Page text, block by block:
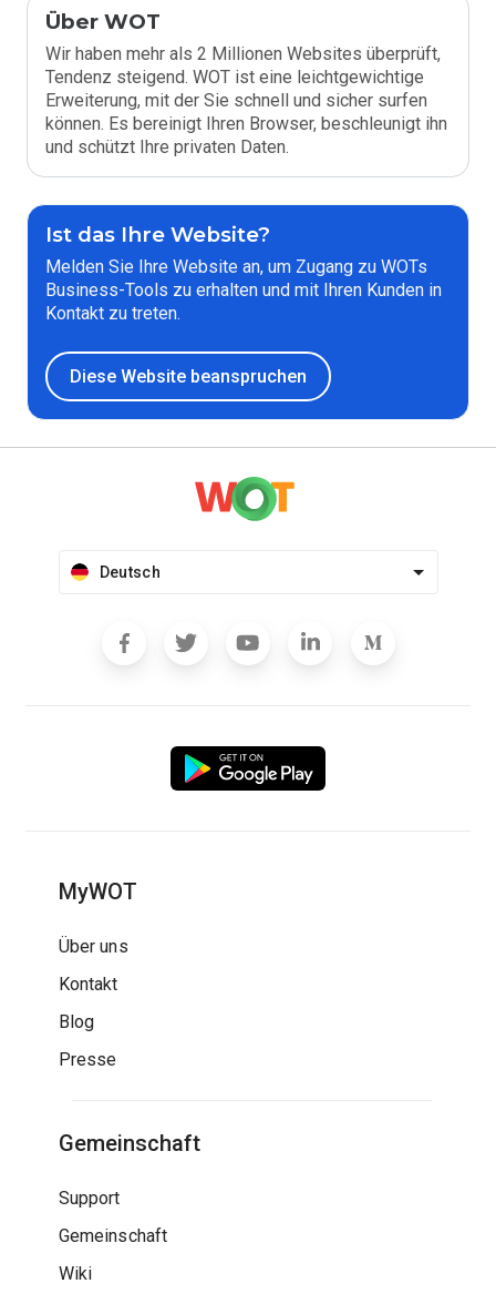
Über WOT
Wir haben mehr als 2 Millionen Websites überprüft,
Tendenz steigend. WOT ist eine leichtgewichtige
Erweiterung, mit der Sie schnell und sicher surfen
können. Es bereinigt Ihren Browser, beschleunigt ihn
und schützt Ihre privaten Daten.
Ist das Ihre Website?
Melden Sie Ihre Website an, um Zugang zu WOTs
Business-Tools zu erhalten und mit Ihren Kunden in
Kontakt zu treten.
Diese Website beanspruchen
Deutsch
MyWOT
Über uns
Kontakt
Blog
Presse
Gemeinschaft
Support
Gemeinschaft
Wiki